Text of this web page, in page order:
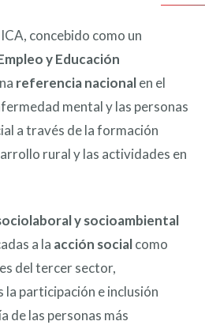
concebido como un
y Educación
referencia nacionalen el
mental y las personas
a través de la formación
rural y las actividades en
y socioambiental
a la acción socialcomo
del tercer sector,
participación e inclusión
de las personas más